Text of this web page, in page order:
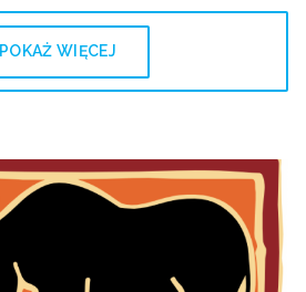
POKAŻ WIĘCEJ